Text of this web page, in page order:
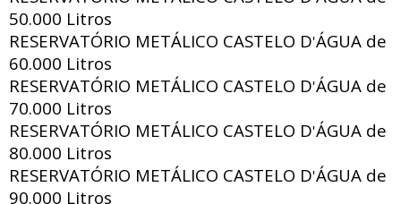
50.000 Litros
RESERVATÓRIO METÁLICO CASTELO D'ÁGUA de
60.000 Litros
RESERVATÓRIO METÁLICO CASTELO D'ÁGUA de
70.000 Litros
RESERVATÓRIO METÁLICO CASTELO D'ÁGUA de
80.000 Litros
RESERVATÓRIO METÁLICO CASTELO D'ÁGUA de
90.000 Litros